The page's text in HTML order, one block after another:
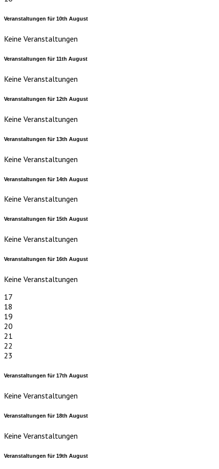
Veranstaltungen für10th August
Keine Veranstaltungen
Veranstaltungen für11th August
Keine Veranstaltungen
Veranstaltungen für12th August
Keine Veranstaltungen
Veranstaltungen für13th August
Keine Veranstaltungen
Veranstaltungen für14th August
Keine Veranstaltungen
Veranstaltungen für15th August
Keine Veranstaltungen
Veranstaltungen für16th August
Keine Veranstaltungen
17
18
19
20
21
22
23
Veranstaltungen für17th August
Keine Veranstaltungen
Veranstaltungen für18th August
Keine Veranstaltungen
Veranstaltungen für19th August